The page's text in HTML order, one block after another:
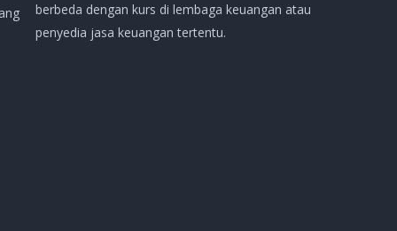
berbeda dengan kurs di lembaga keuangan atau
penyedia jasa keuangan tertentu.